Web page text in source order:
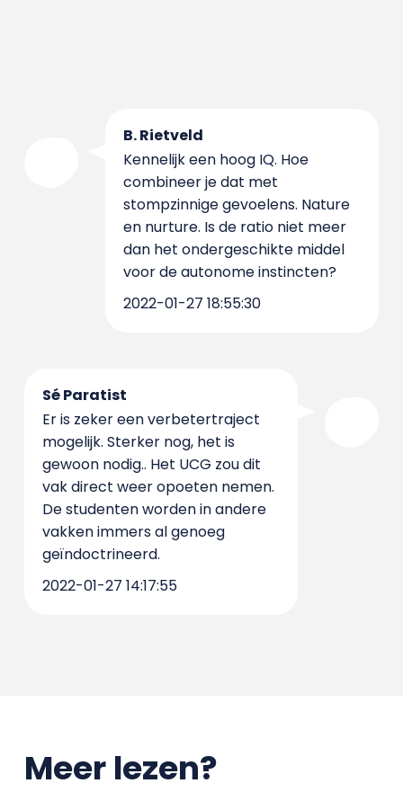
B. Rietveld
Kennelijk een hoog IQ. Hoe
combineer je dat met
stompzinnige gevoelens. Nature
en nurture. Is de ratio niet meer
dan het ondergeschikte middel
voor de autonome instincten?
2022-01-27 18:55:30
Sé Paratist
Er is zeker een verbetertraject
mogelijk. Sterker nog, het is
gewoon nodig.. Het UCG zou dit
vak direct weer opoeten nemen.
De studenten worden in andere
vakken immers al genoeg
geïndoctrineerd.
2022-01-27 14:17:55
Meer lezen?